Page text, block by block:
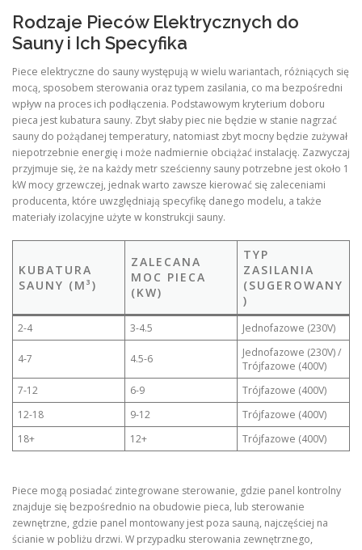
Rodzaje Pieców Elektrycznych do
Sauny i Ich Specyfika
Piece elektryczne do sauny występują w wielu wariantach, różniących się
mocą, sposobem sterowania oraz typem zasilania, co ma bezpośredni
wpływ na proces ich podłączenia. Podstawowym kryterium doboru
pieca jest kubatura sauny. Zbyt słaby piec nie będzie w stanie nagrzać
sauny do pożądanej temperatury, natomiast zbyt mocny będzie zużywał
niepotrzebnie energię i może nadmiernie obciążać instalację. Zazwyczaj
przyjmuje się, że na każdy metr sześcienny sauny potrzebne jest około 1
kW mocy grzewczej, jednak warto zawsze kierować się zaleceniami
producenta, które uwzględniają specyfikę danego modelu, a także
materiały izolacyjne użyte w konstrukcji sauny.
KUBATURA
SAUNY (M³)
ZALECANA
MOC PIECA
(KW)
TYP
ZASILANIA
(SUGEROWANY
)
2-4 3-4.5 Jednofazowe (230V)
4-7 4.5-6
Jednofazowe (230V) /
Trójfazowe (400V)
7-12
6-9
Trójfazowe (400V)
12-18
9-12
Trójfazowe (400V)
18+
12+ Trójfazowe (400V)
Piece mogą posiadać zintegrowane sterowanie, gdzie panel kontrolny
znajduje się bezpośrednio na obudowie pieca, lub sterowanie
zewnętrzne, gdzie panel montowany jest poza sauną, najczęściej na
ścianie w pobliżu drzwi. W przypadku sterowania zewnętrznego,